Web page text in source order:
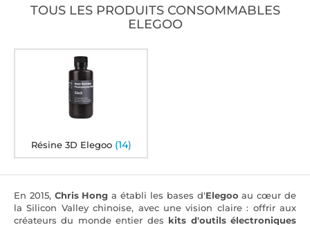
En 2015, Chris Hong a établi les bases d'Elegoo au cœur de
la Silicon Valley chinoise, avec une vision claire : offrir aux
créateurs du monde entier des kits d'outils électroniques
TOUS LES PRODUITS CONSOMMABLES
ELEGOO
Résine 3D Elegoo (14)